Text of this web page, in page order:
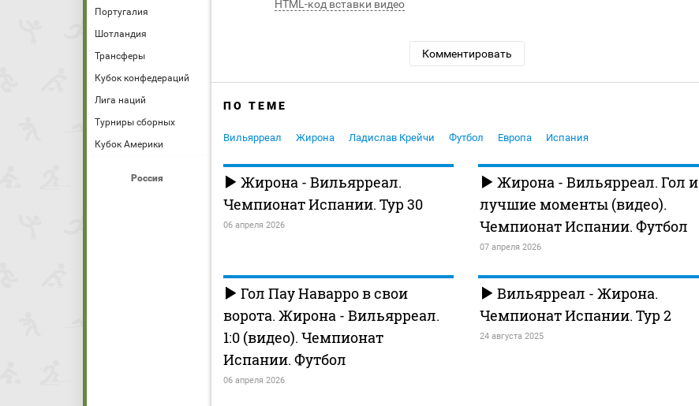
Португалия
Шотландия
Трансферы
Кубок конфедераций
Лига наций
Турниры сборных
Кубок Америки
Россия
HTML-код вставки видео
Комментировать
ПО ТЕМЕ
Вильярреал Жирона Ладислав Крейчи Футбол Европа Испания
Жирона - Вильярреал.
Чемпионат Испании. Тур 30
06 апреля 2026
Жирона - Вильярреал. Гол и
лучшие моменты (видео).
Чемпионат Испании. Футбол
07 апреля 2026
Гол Пау Наварро в свои
ворота. Жирона - Вильярреал.
1:0 (видео). Чемпионат
Испании. Футбол
06 апреля 2026
Вильярреал - Жирона.
Чемпионат Испании. Тур 2
24 августа 2025